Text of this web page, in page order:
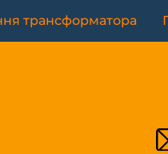
трансформатора